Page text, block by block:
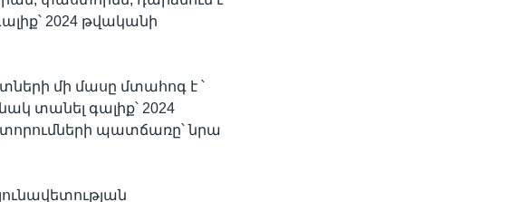
2024 թվականի
մի մասը մտահոգ է ՝
տանել գալիք՝ 2024
պատճառը՝ նրա